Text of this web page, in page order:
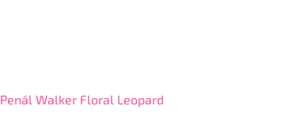
Penál Walker Floral Leopard